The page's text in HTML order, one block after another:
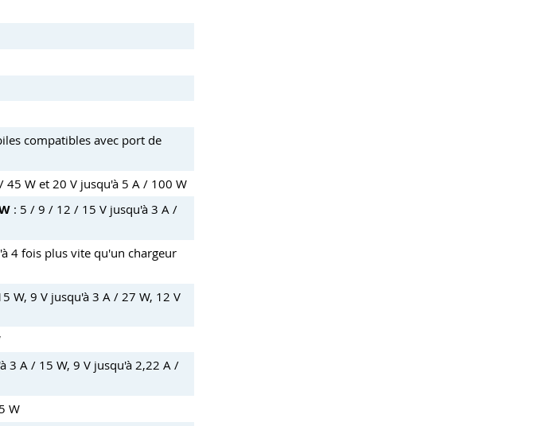
compatibles avec port de
W et 20 V jusqu'à 5 A / 100 W
: 5 / 9 / 12 / 15 V jusqu'à 3 A /
4 fois plus vite qu'un chargeur
W, 9 V jusqu'à 3 A / 27 W, 12 V
3 A / 15 W, 9 V jusqu'à 2,22 A /
W